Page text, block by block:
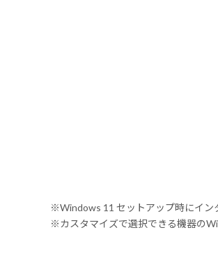
※Windows 11 セットアップ時にイン
※カスタマイズで選択できる機器の